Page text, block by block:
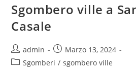
Sgombero ville a
Casale
admin
Marzo 13, 2024
Sgomberi / sgombero ville